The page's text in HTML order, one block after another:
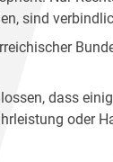
sind
dass
oder